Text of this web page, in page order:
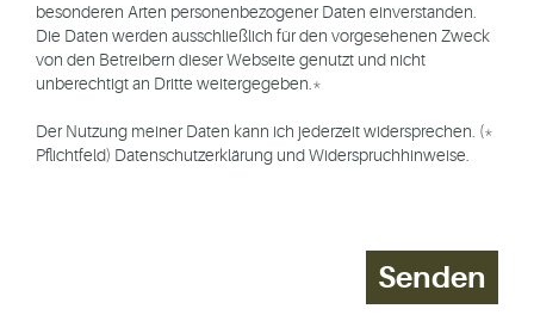
besonderen Arten personenbezogener Daten einverstanden.
Die Daten werden ausschließlich für den vorgesehenen Zweck
von den Betreibern dieser Webseite genutzt und nicht
unberechtigt an Dritte weitergegeben.*
Der Nutzung meiner Daten kann ich jederzeit widersprechen. (*
Pflichtfeld) Datenschutzerklärung und Widerspruchhinweise.
Senden